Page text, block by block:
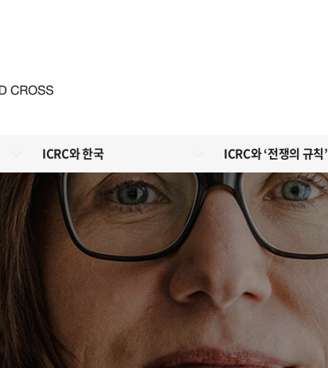
ICRC와 한국 ICRC와 ‘전쟁의 규칙’